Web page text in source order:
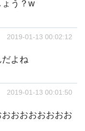
う？w
2019-01-13 00:02:12
よね
2019-01-13 00:01:50
おおおおおおお